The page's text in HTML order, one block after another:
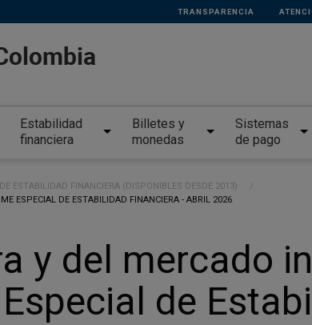
TRANSPARENCIA
Estabilidad
financiera
Billetes y
monedas
Sistemas
de pago
ESTABILIDAD FINANCIERA (DISPONIBLES DESDE 2013)
ESPECIAL DE ESTABILIDAD FINANCIERA - ABRIL 2026
y del mercado
de